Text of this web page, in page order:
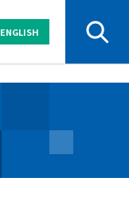
ENGLISH
業界から探す